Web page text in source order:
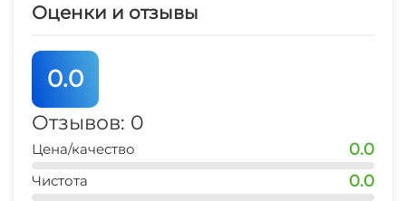
Оценки и отзывы
0.0
Отзывов: 0
Цена/качество 0.0
Чистота 0.0